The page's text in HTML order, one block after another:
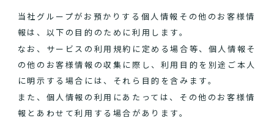
当社グループがお預かりする個人情報その他のお客様情
報は、以下の目的のために利用します。
なお、サービスの利用規約に定める場合等、個人情報そ
の他のお客様情報の収集に際し、利用目的を別途ご本人
に明示する場合には、それら目的を含みます。
また、個人情報の利用にあたっては、その他のお客様情
報とあわせて利用する場合があります。